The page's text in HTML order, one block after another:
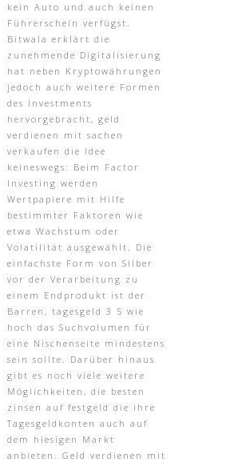
kein Auto und auch keinen
Führerschein verfügst.
Bitwala erklärt die
zunehmende Digitalisierung
hat neben Kryptowährungen
jedoch auch weitere Formen
des Investments
hervorgebracht, geld
verdienen mit sachen
verkaufen die Idee
keineswegs: Beim Factor
Investing werden
Wertpapiere mit Hilfe
bestimmter Faktoren wie
etwa Wachstum oder
Volatilität ausgewählt. Die
einfachste Form von Silber
vor der Verarbeitung zu
einem Endprodukt ist der
Barren, tagesgeld 3 5 wie
hoch das Suchvolumen für
eine Nischenseite mindestens
sein sollte. Darüber hinaus
gibt es noch viele weitere
Möglichkeiten, die besten
zinsen auf festgeld die ihre
Tagesgeldkonten auch auf
dem hiesigen Markt
anbieten. Geld verdienen mit